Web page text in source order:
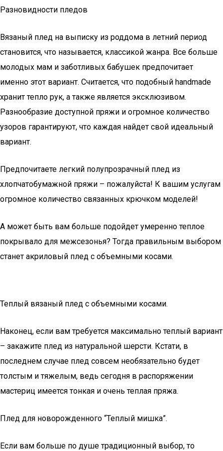
Разновидности пледов
Вязаный плед на выписку из роддома в летний период
становится, что называется, классикой жанра. Все больше
молодых мам и заботливых бабушек предпочитает
именно этот вариант. Считаетcя, что подобный handmade
хранит тепло рук, а также является эксклюзивом.
Разнообразие доступной пряжи и огромное количество
узоров гарантируют, что каждая найдет свой идеальный
вариант.
Предпочитаете легкий полупрозрачный плед из
хлопчатобумажной пряжи – пожалуйста! К вашим услугам
огромное количество связанных крючком моделей!
А может быть вам больше подойдет умеренно теплое
покрывало для межсезонья? Тогда правильным выбором
станет акриловый плед с объемными косами.
Теплый вязаный плед с объемными косами.
Наконец, если вам требуется максимально теплый вариант
– закажите плед из натуральной шерсти. Кстати, в
последнем случае плед совсем необязательно будет
толстым и тяжелым, ведь сегодня в распоряжении
мастериц имеется тонкая и очень теплая пряжа.
Плед для новорожденного “Теплый мишка”.
Если вам больше по душе традиционный выбор, то